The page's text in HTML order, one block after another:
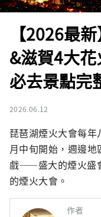
【2026最
&滋賀4大
必去景點完
2026.06.12
琵琶湖煙火大會每
月中旬開始，週邊
戲——盛大的煙火盛
的煙火大會。
作者